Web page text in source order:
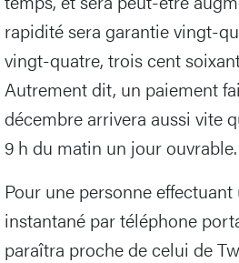
rapidité sera garantie vingt-
vingt-quatre, trois cent
Autrement dit, un paiement
décembre arrivera aussi vite
9 h du matin un jour ouvrable.
Pour une personne
instantané par téléphone
paraîtra proche de celui de